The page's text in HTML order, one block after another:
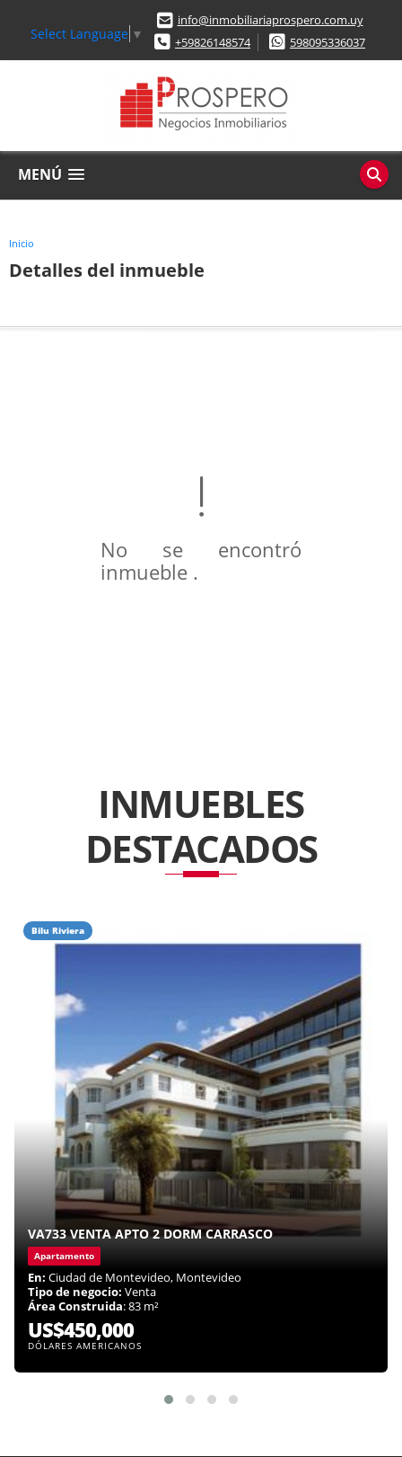
Select Language ▼
info@inmobiliariaprospero.com.uy
+59826148574
598095336037
MENÚ
Inicio
Detalles del inmueble
No se encontró
inmueble .
INMUEBLES
DESTACADOS
Bilu Riviera
VA733 VENTA APTO 2 DORM CARRASCO
Apartamento
En: Ciudad de Montevideo, Montevideo
Tipo de negocio: Venta
Área Construida: 83 m²
US$450,000
DÓLARES AMERICANOS